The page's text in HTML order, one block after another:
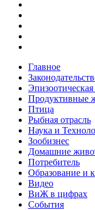
Главное
Продуктивные
Птица
Рыбная отрасль
Наука и
Зообизнес
Домашние
Потребитель
Образование и
Видео
ВиЖ в цифрах
События